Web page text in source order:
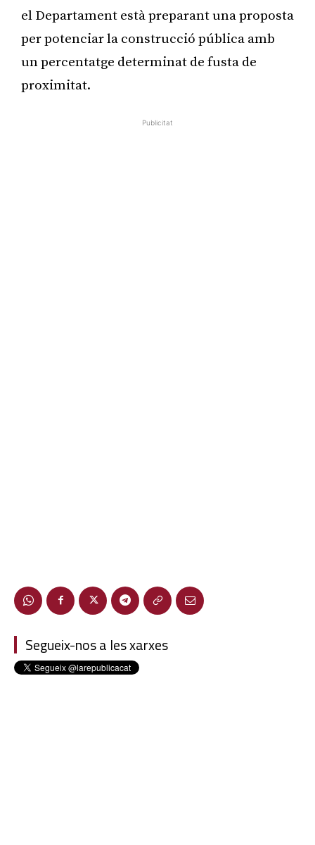
el Departament està preparant una proposta
per potenciar la construcció pública amb
un percentatge determinat de fusta de
proximitat.
Publicitat
Segueix-nos a les xarxes